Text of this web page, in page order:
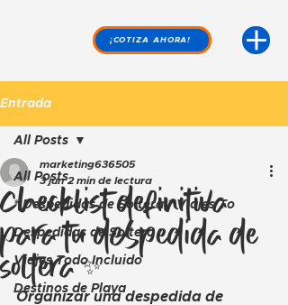
¡COTIZA AHORA!
Entrada
All Posts
* Despedidas de Soltera * Viajes To
Despedidas de Soltera
Viajes Todo Incluido
Destinos de Playa
All Posts
Checklist definitiva
para tu despedida de
soltera ✨
marketing636505
3 jun 2 min de lectura
Organizar una despedida de